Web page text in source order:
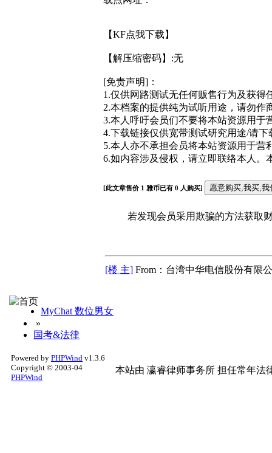
【KF点我下载】
【解压缩密码】:无
[免责声明]：
1.仅供网路测试无任何贩售行为及获得
2.本档案的提供纯为试听用途，请勿作
3.本人呼吁会员们不要将本站资源用于
4.下载链接仅供宽带测试研究用途/请
5.本人亦不承担会员将本站资源用于
6.如内容涉及侵权，请立即联络本人。
[此文章售价 1 雅币已有 0 人购买]
若发现会员采用欺骗的方法获取
[楼 主] From：台湾中华电信股份有限
MyChat 数位男女
»
国考&法律
Powered by PHPWind v1.3.6
Copyright © 2003-04
PHPWind
本站由 瀛睿律师事务所 担任常年法